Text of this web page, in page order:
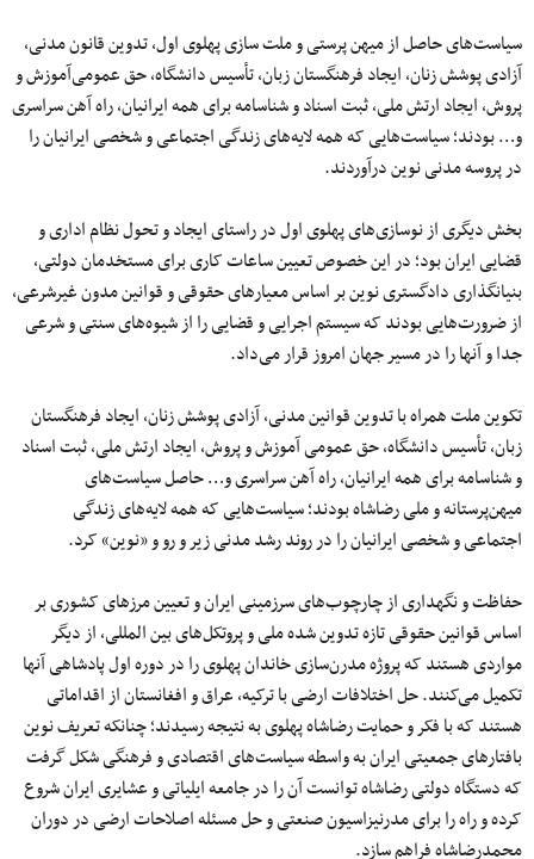
سیاست‌های حاصل از میهن پرستی و ملت سازی پهلوی اول، تدوین قانون مدنی،
آزادی پوشش زنان، ایجاد فرهنگستان زبان، تأسیس دانشگاه، حق عمومی‌آموزش و
پروش، ایجاد ارتش ملی، ثبت اسناد و شناسامه برای همه ایرانیان، راه آهن سراسری
و… بودند؛ سیاست‌هایی که همه لایه‌های زندگی اجتماعی و شخصی ایرانیان را
در پروسه مدنی نوین درآوردند.
بخش دیگری از نوسازی‌های پهلوی اول در راستای ایجاد و تحول نظام اداری و
قضایی ایران بود؛ در این خصوص تعیین ساعات کاری برای مستخدمان دولتی،
بنیانگذاری دادگستری نوین بر اساس معیارهای حقوقی و قوانین مدون غیرشرعی،
از ضرورت‌هایی بودند که سیستم اجرایی و قضایی را از شیوه‌های سنتی و شرعی
جدا و آنها را در مسیر جهان امروز قرار می‌داد.
تکوین ملت همراه با تدوین قوانین مدنی، آزادی پوشش زنان، ایجاد فرهنگستان
زبان، تأسیس دانشگاه، حق عمومی‌ آموزش و پروش، ایجاد ارتش ملی، ثبت اسناد
و شناسامه برای همه ایرانیان، راه آهن سراسری و… حاصل سیاست‌های
میهن‌پرستانه و ملی رضاشاه بودند؛ سیاست‌هایی که همه لایه‌های زندگی
اجتماعی و شخصی ایرانیان را در روند رشد مدنی زیر و رو و «نوین» کرد.
حفاظت و نگهداری از چارچوب‌های سرزمینی ایران و تعیین مرزهای کشوری بر
اساس قوانین حقوقی تازه تدوین شده ملی و پروتکل‌های بین المللی، از دیگر
مواردی هستند که پروژه مدرن‌سازی خاندان پهلوی را در دوره اول پادشاهی آنها
تکمیل می‌کنند. حل اختلافات ارضی با ترکیه، عراق و افغانستان از اقداماتی
هستند که با فکر و حمایت رضاشاه پهلوی به نتیجه رسیدند؛ چنانکه تعریف نوین
بافتارهای جمعیتی ایران به واسطه سیاست‌های اقتصادی و فرهنگی شکل گرفت
که دستگاه دولتی رضاشاه توانست آن را در جامعه ایلیاتی و عشایری ایران شروع
کرده و راه را برای مدرنیزاسیون صنعتی و حل مسئله اصلاحات ارضی در دوران
محمدرضاشاه فراهم سازد.